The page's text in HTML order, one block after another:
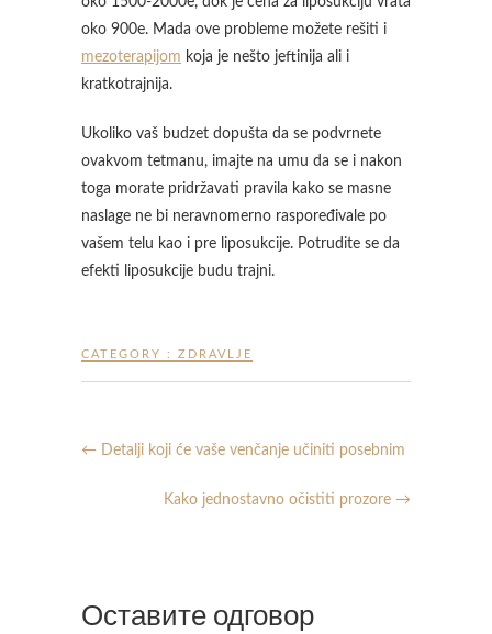
oko 900e. Mada ove probleme možete rešiti i
mezoterapijom koja je nešto jeftinija ali i
kratkotrajnija.
Ukoliko vaš budzet dopušta da se podvrnete
ovakvom tetmanu, imajte na umu da se i nakon
toga morate pridržavati pravila kako se masne
naslage ne bi neravnomerno raspoređivale po
vašem telu kao i pre liposukcije. Potrudite se da
efekti liposukcije budu trajni.
CATEGORY : ZDRAVLJE
← Detalji koji će vaše venčanje učiniti posebnim
Kako jednostavno očistiti prozore →
Оставите одговор